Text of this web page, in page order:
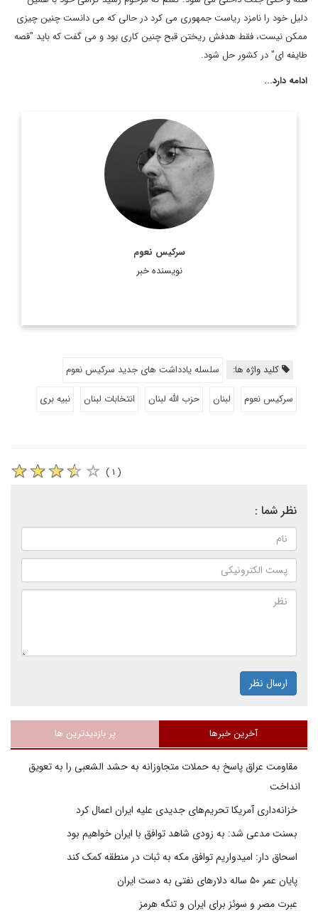
دلیل خود را نامزد ریاست جمهوری می کرد در حالی که می دانست چنین چیزی
ممکن نیست، فقط هدفش ریختن قبح چنین کاری بود و می گفت که باید "قصه
طایفه ای" در کشور حل شود.
ادامه دارد...
سرکیس نعوم
نویسنده خبر
سركيس نعوم، نويسنده و روزنامه نگار مشهور لبناني ويكي از ستون
نويسان روزنامه النهار است. وی در سال 2011 جایزه جهانی جبران
خلیل جبران را در استرالیا دریافت کرد. ...
اطلاعات بیشتر
کلید واژه ها:
سلسله یادداشت های جدید سرکیس نعوم
سرکیس نعوم
لبنان حزب الله لبنان انتخابات لبنان نبیه بری
( ۱ )
نظر شما :
ارسال نظر
آخرین خبرها پر بازدیدترین ها
مقاومت عراق پاسخ به حملات متجاوزانه به حشد الشعبی را به تعویق
انداخت
خزانه‌داری آمریکا تحریم‌های جدیدی علیه ایران اعمال کرد
بسنت مدعی شد: به زودی شاهد توافق با ایران خواهیم بود
اسحاق دار: امیدواریم توافق مکه به ثبات در منطقه کمک کند
پایان عمر ۵۰ ساله دلارهای نفتی به دست ایران
عبرت مصر و سوئز برای ایران و تنگه هرمز